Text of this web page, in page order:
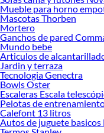
Mueble para horno
Mascotas Thorben
Mortero
Ganchos de pared
Mundo bebe
Articulos de
Jardin y terraza
Tecnologia Genectra
Bowls Oster
Escaleras Escala
Pelotas de
Calefont 13 litros
Autos de juguete